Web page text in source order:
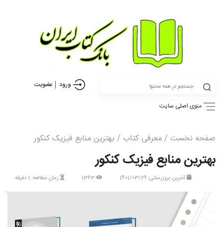
ورود عضویت
منوی اصلی سایت
صفحه نخست/معرفی کتاب / بهترین منابع فیزیک کنکور
بهترین منابع فیزیک کنکور
آخرین بروزرسانی: 1401/03/29 زمان مطالعه: 1 دقیقه